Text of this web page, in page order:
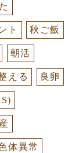
ト 秋ご飯
朝活
える 良卵
体異常